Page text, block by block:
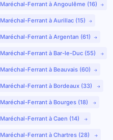
Maréchal-Ferrant à Angoulême (16)
Maréchal-Ferrant à Aurillac (15)
Maréchal-Ferrant à Argentan (61)
Maréchal-Ferrant à Bar-le-Duc (55)
Maréchal-Ferrant à Beauvais (60)
Maréchal-Ferrant à Bordeaux (33)
Maréchal-Ferrant à Bourges (18)
Maréchal-Ferrant à Caen (14)
Maréchal-Ferrant à Chartres (28)